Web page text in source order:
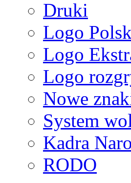
Druki
Logo
Logo
Logo
Nowe
System
Kadra
RODO